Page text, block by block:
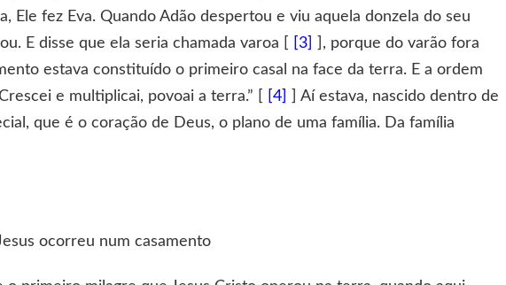
Ele fez Eva. Quando Adão despertou e viu aquela donzela do seu
E disse que ela seria chamada varoa [ [3] ], porque do varão fora
estava constituído o primeiro casal na face da terra. E a ordem
e multiplicai, povoai a terra.” [ [4] ] Aí estava, nascido dentro de
que é o coração de Deus, o plano de uma família. Da família
ocorreu num casamento